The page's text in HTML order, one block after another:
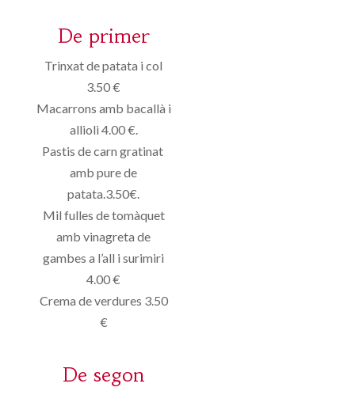
De primer
Trinxat de patata i col
3.50 €
Macarrons amb bacallà i
allioli 4.00 €.
Pastis de carn gratinat
amb pure de
patata.3.50€.
Mil fulles de tomàquet
amb vinagreta de
gambes a l’all i surimiri
4.00 €
Crema de verdures 3.50
€
De segon